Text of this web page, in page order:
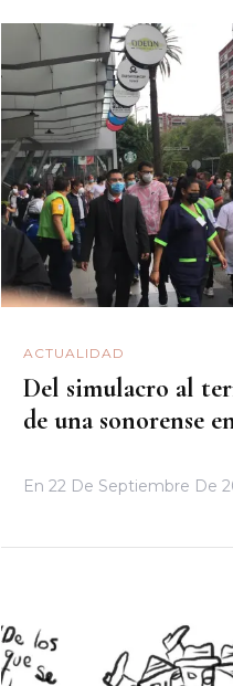
ACTUALIDAD
Del simulacro al
de una sonorense
En 22 De Septiembre De